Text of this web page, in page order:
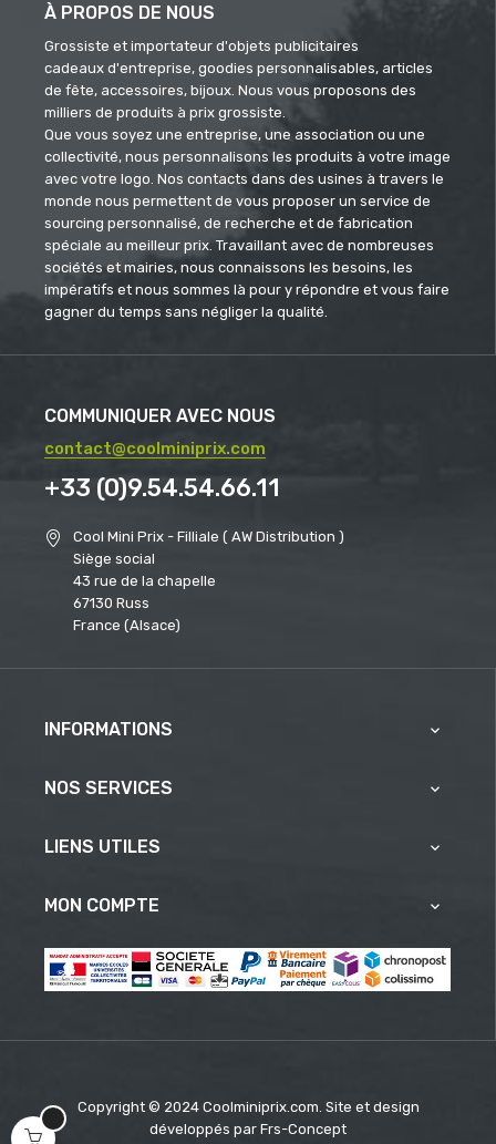
À PROPOS DE NOUS
Grossiste et importateur d'objets publicitaires
cadeaux d'entreprise, goodies personnalisables, articles
de fête, accessoires, bijoux. Nous vous proposons des
milliers de produits à prix grossiste.
Que vous soyez une entreprise, une association ou une
collectivité, nous personnalisons les produits à votre image
avec votre logo. Nos contacts dans des usines à travers le
monde nous permettent de vous proposer un service de
sourcing personnalisé, de recherche et de fabrication
spéciale au meilleur prix. Travaillant avec de nombreuses
sociétés et mairies, nous connaissons les besoins, les
impératifs et nous sommes là pour y répondre et vous faire
gagner du temps sans négliger la qualité.
COMMUNIQUER AVEC NOUS
contact@coolminiprix.com
+33 (0)9.54.54.66.11
Cool Mini Prix - Filliale ( AW Distribution )
Siège social
43 rue de la chapelle
67130 Russ
France (Alsace)
INFORMATIONS 
NOS SERVICES 
LIENS UTILES 
MON COMPTE 
Copyright © 2024 Coolminiprix.com. Site et design
développés par Frs-Concept